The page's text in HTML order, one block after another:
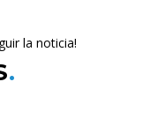
la noticia!
.